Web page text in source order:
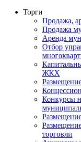
Торги
Продажа,
Продажа
Аренда
Отбор
ЖКХ
Конкурсы
торговли